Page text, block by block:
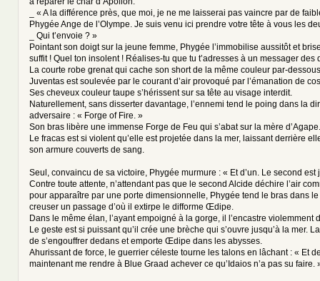
_ « A la différence près, que moi, je ne me laisserai pas vaincre par de
Phygée Ange de l’Olympe. Je suis venu ici prendre votre tête à vous les
_ Qui t’envoie ? »
Pointant son doigt sur la jeune femme, Phygée l’immobilise aussitôt et
suffit ! Quel ton insolent ! Réalises-tu que tu t’adresses à un messager des
La courte robe grenat qui cache son short de la même couleur par-
Juventas est soulevée par le courant d’air provoqué par l’émanation de
Ses cheveux couleur taupe s’hérissent sur sa tête au visage interdit.
Naturellement, sans disserter davantage, l’ennemi tend le poing dans la
adversaire : « Forge of Fire. »
Son bras libère une immense Forge de Feu qui s’abat sur la mère d’Agape.
Le fracas est si violent qu’elle est projetée dans la mer, laissant derrière
son armure couverts de sang.
Seul, convaincu de sa victoire, Phygée murmure : « Et d’un. Le second est
Contre toute attente, n’attendant pas que le second Alcide déchire l’air
pour apparaître par une porte dimensionnelle, Phygée tend le bras dans
creuser un passage d’où il extirpe le difforme Œdipe.
Dans le même élan, l’ayant empoigné à la gorge, il l’encastre violemment
Le geste est si puissant qu’il crée une brèche qui s’ouvre jusqu’à la mer.
de s’engouffrer dedans et emporte Œdipe dans les abysses.
Ahurissant de force, le guerrier céleste tourne les talons en lâchant : « Et
maintenant me rendre à Blue Graad achever ce qu’Idaios n’a pas su faire.